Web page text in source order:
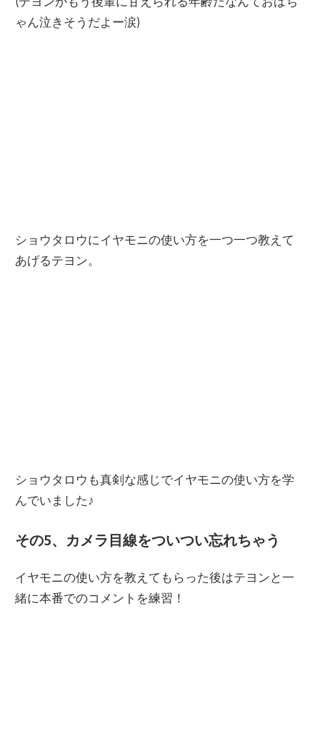
ゃん泣きそうだよー涙)
ショウタロウにイヤモニの使い方を一つ一つ教えて
あげるテヨン。
ショウタロウも真剣な感じでイヤモニの使い方を学
んでいました♪
その5、カメラ目線をついつい忘れちゃう
イヤモニの使い方を教えてもらった後はテヨンと一
緒に本番でのコメントを練習！